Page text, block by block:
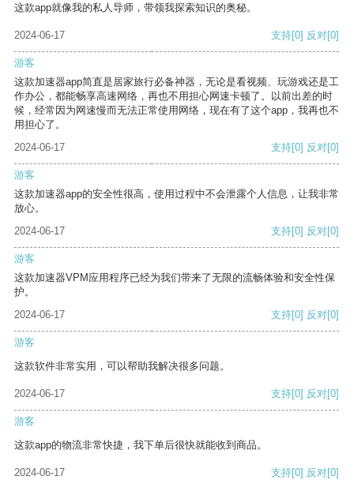
这款app就像我的私人导师，带领我探索知识的奥秘。
2024-06-17 支持[0] 反对[0]
游客
这款加速器app简直是居家旅行必备神器，无论是看视频、玩游戏还是工
作办公，都能畅享高速网络，再也不用担心网速卡顿了。以前出差的时
候，经常因为网速慢而无法正常使用网络，现在有了这个app，我再也不
用担心了。
2024-06-17
支持[0] 反对[0]
游客
这款加速器app的安全性很高，使用过程中不会泄露个人信息，让我非常
放心。
2024-06-17
支持[0] 反对[0]
游客
这款加速器VPM应用程序已经为我们带来了无限的流畅体验和安全性保
护。
2024-06-17
支持[0] 反对[0]
游客
这款软件非常实用，可以帮助我解决很多问题。
2024-06-17 支持[0] 反对[0]
游客
这款app的物流非常快捷，我下单后很快就能收到商品。
2024-06-17 支持[0] 反对[0]